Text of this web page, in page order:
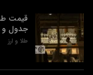
جدول و
طلا و ارز